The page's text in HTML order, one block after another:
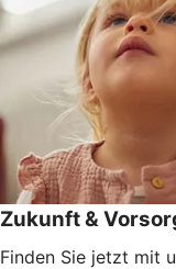
Zukunft &
Finden Sie jetzt mit